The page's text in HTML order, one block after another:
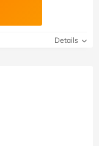
Details